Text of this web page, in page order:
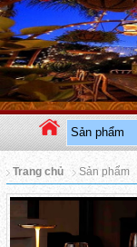
Trang chủ Sản phẩm